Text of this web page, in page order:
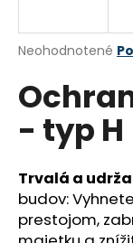
Priemerné
produktu
je
z
hviezdičiek.
Neohodnotené
- typ H
Trvalá a
budov:
prestojom,
j
ť
?